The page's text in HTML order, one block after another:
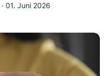
‧ 01. Juni 2026